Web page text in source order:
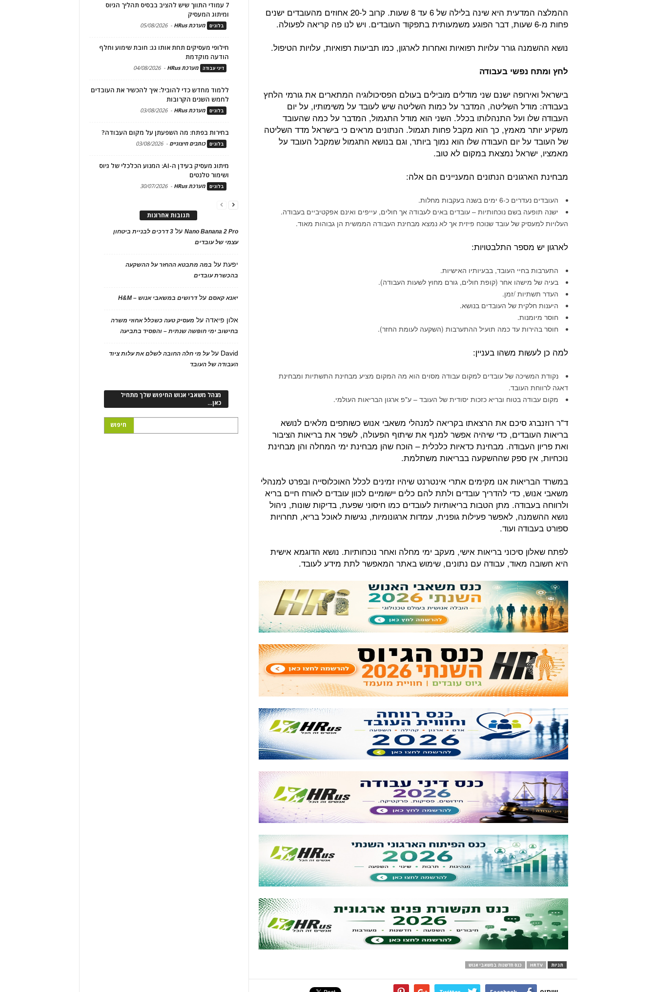
ההמלצה המדעית היא שינה בלילה של 6 עד 8 שעות. קרוב ל-20 אחוזים מהעובדים ישנים
פחות מ-6 שעות, דבר הפוגע משמעותית בתפקוד העובדים. ויש לנו פה קריאה לפעולה.
נושא ההשמנה גורר עלויות רפואיות ואחרות לארגון, כמו תביעות רפואיות, עלויות הטיפול.
לחץ ומתח נפשי בעבודה
בישראל ואירופה ישנם שני מודלים מובילים בעולם הפסיכולוגיה המתארים את גורמי הלחץ
בעבודה: מודל השליטה, המדבר על כמות השליטה שיש לעובד על משימותיו, על יום
העבודה שלו ועל התנהלותו בכלל. השני הוא מודל התגמול, המדבר על כמה שהעובד
משקיע יותר מאמץ, כך הוא מקבל פחות תגמול. הנתונים מראים כי בישראל מדד השליטה
של העובד על יום העבודה שלו הוא נמוך ביותר, וגם בנושא התגמול שמקבל העובד על
מאמציו, ישראל נמצאת במקום לא טוב.
מבחינת הארגונים הנתונים המעניינים הם אלה:
העובדים נעדרים כ-6 ימים בשנה בעקבות מחלות.
ישנה תופעה בשם נוכחותיות – עובדים באים לעבודה אך חולים, עייפים ואינם אפקטיביים בעבודה.
העלויות למעסיק של עובד שנוכח פיזית אך לא נמצא מבחינת העבודה הממשית הן גבוהות מאוד.
לארגון יש מספר התלבטויות:
התערבות בחיי העובד, בבעיותיו האישיות.
בעיה של מישהו אחר (קופת חולים, גורם מחוץ לשעות העבודה).
העדר תשתיות /זמן.
היענות חלקית של העובדים בנושא.
חוסר מיומנות.
חוסר בהירות עד כמה תועיל ההתערבות (השקעה לעומת החזר).
למה כן לעשות משהו בעניין:
נקודת המשיכה של עובדים למקום עבודה מסוים הוא מה המקום מציע מבחינת התשתיות ומבחינת
דאגה לרווחת העובד.
מקום עבודה בטוח ובריא כזכות יסודית של העובד – ע"פ ארגון הבריאות העולמי.
ד"ר רוזנברג סיכם את הרצאתו בקריאה למנהלי משאבי אנוש כשותפים מלאים לנושא
בריאות העובדים, כדי שיהיה אפשר למנף את שיתוף הפעולה, לשפר את בריאות הציבור
ואת פריון העבודה. מבחינת כדאיות כלכלית – הוכח שהן מבחינת ימי המחלה והן מבחינת
נוכחיות, אין ספק שההשקעה בבריאות משתלמת.
במשרד הבריאות אנו מקימים אתרי אינטרנט שיהיו זמינים לכלל האוכלוסייה ובפרט למנהלי
משאבי אנוש, כדי להדריך עובדים ולתת להם כלים יישומיים לכוון עובדים לאורח חיים בריא
ולרווחה בעבודה. מתן הטבות בריאותיות לעובדים כמו חיסוני שפעת, בדיקות שונות, ניהול
נושא ההשמנה, לאפשר פעילות גופנית, עמדות ארגונומיות, נגישות לאוכל בריא, תחרויות
ספורט בעבודה ועוד.
לפתח שאלון סיכוני בריאות אישי, מעקב ימי מחלה ואחר נוכחותיות. נושא הדוגמא אישית
היא חשובה מאוד, עבודה עם נתונים, שימוש באתר המאפשר לתת מידע לעובד.
תגיות HRTV כנס חדשנות במשאבי אנוש
7 עמודי התווך שיש להציב בבסיס תהליך הגיוס
ומיתוג המעסיק
בלוגים מערכת HRus -
05/08/2026
חילופי מעסיקים תחת אותו גג: חובת שימוע וחלף
הודעה מוקדמת
דיני עבודה מערכת HRus -
04/08/2026
ללמוד מחדש כדי להוביל: איך להכשיר את העובדים
לחמש השנים הקרובות
בלוגים מערכת HRus -
03/08/2026
בחירות בפתח: מה השפעתן על מקום העבודה?
בלוגים כותבים חיצוניים -
03/08/2026
מיתוג מעסיק בעידן ה-AI: המנוע הכלכלי של גיוס
ושימור טלנטים
בלוגים מערכת HRus -
30/07/2026
תגובות אחרונות
Nano Banana 2 Proעל
3 דרכים לבניית ביטחון
עצמי של עובדים
יפעתעל במה מתבטא ההחזר על ההשקעה
בהכשרת עובדים
יאנא קאסםעלדרושים במשאבי אנוש – H&M
אלון פיאדה על מעסיק טעה כשכלל אחוזי משרה
בחישוב ימי חופשה שנתית – והפסיד בתביעה
David עלעל מי חלה החובה לשלם את עלות ציוד
העבודה של העובד
מנהל משאבי אנוש החיפוש שלך מתחיל
כאן…